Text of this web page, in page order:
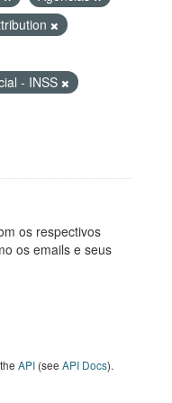
- INSS
os respectivos
os emails e seus
API (see API Docs).